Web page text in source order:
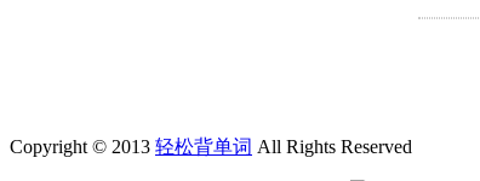
Copyright © 2013 轻松背单词 All Rights Reserved